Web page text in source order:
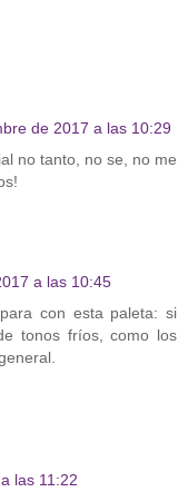
de 2017 a las 10:29
no tanto, no se, no me
a las 10:45
con esta paleta: si
tonos fríos, como los
las 11:22